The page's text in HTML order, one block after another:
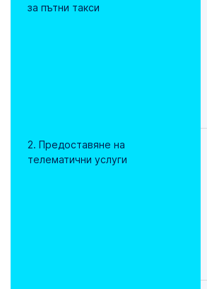
за пътни такси
2. Предоставяне на
телематични услуги